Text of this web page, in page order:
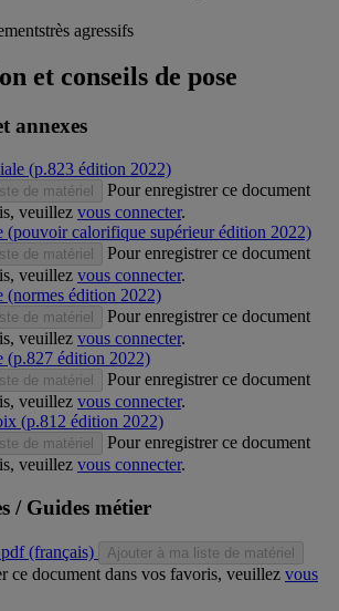
agressifs
et conseils de pose
annexes
(p.823 édition 2022)
de matériel
Pour enregistrer ce document
veuillez vous connecter.
(pouvoir calorifique supérieur édition 2022)
de matériel
Pour enregistrer ce document
veuillez vous connecter.
(normes édition 2022)
de matériel
Pour enregistrer ce document
veuillez vous connecter.
(p.827 édition 2022)
de matériel
Pour enregistrer ce document
veuillez vous connecter.
(p.812 édition 2022)
de matériel
Pour enregistrer ce document
veuillez vous connecter.
/ Guides métier
(français) Ajouter à ma liste de matériel
ce document dans vos favoris, veuillez vous